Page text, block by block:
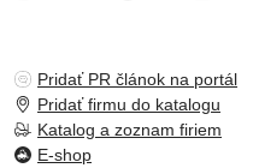
Pridať PR článok na portál
Pridať firmu do katalogu
Katalog a zoznam firiem
E-shop